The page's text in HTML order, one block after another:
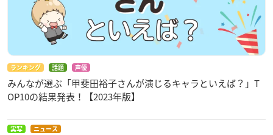
ランキング 話題 声優
みんなが選ぶ「甲斐田裕子さんが演じるキャラといえば？」T
OP10の結果発表！【2023年版】
実写 ニュース